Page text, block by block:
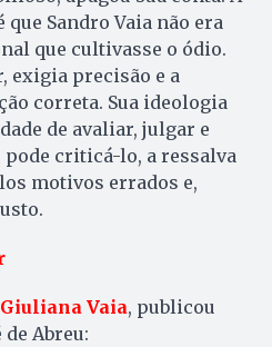
Sandro Vaia não era
que cultivasse o ódio.
exigia precisão e a
correta. Sua ideologia
de avaliar, julgar e
pode criticá-lo, a ressalva
motivos errados e,
Giuliana Vaia, publicou
de Abreu: